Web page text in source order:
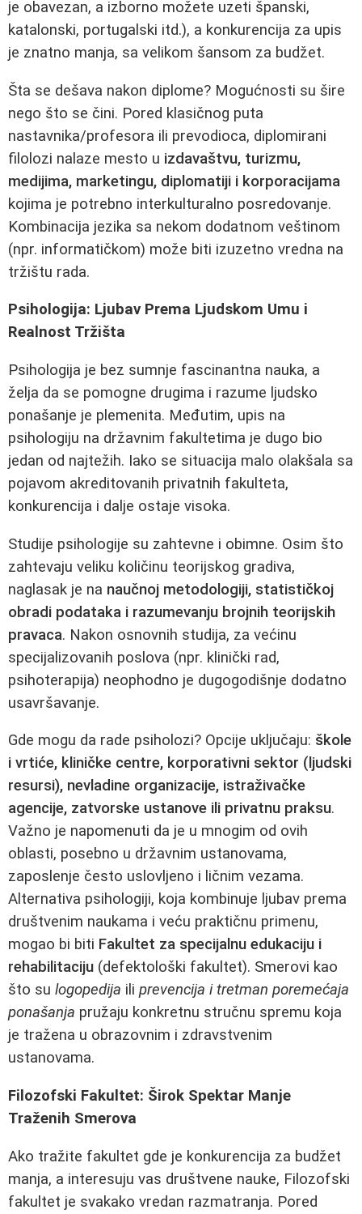
je obavezan, a izborno možete uzeti španski,
katalonski, portugalski itd.), a konkurencija za upis
je znatno manja, sa velikom šansom za budžet.
Šta se dešava nakon diplome? Mogućnosti su šire
nego što se čini. Pored klasičnog puta
nastavnika/profesora ili prevodioca, diplomirani
filolozi nalaze mesto u izdavaštvu, turizmu,
medijima, marketingu, diplomatiji i korporacijama
kojima je potrebno interkulturalno posredovanje.
Kombinacija jezika sa nekom dodatnom veštinom
(npr. informatičkom) može biti izuzetno vredna na
tržištu rada.
Psihologija: Ljubav Prema Ljudskom Umu i
Realnost Tržišta
Psihologija je bez sumnje fascinantna nauka, a
želja da se pomogne drugima i razume ljudsko
ponašanje je plemenita. Međutim, upis na
psihologiju na državnim fakultetima je dugo bio
jedan od najtežih. Iako se situacija malo olakšala sa
pojavom akreditovanih privatnih fakulteta,
konkurencija i dalje ostaje visoka.
Studije psihologije su zahtevne i obimne. Osim što
zahtevaju veliku količinu teorijskog gradiva,
naglasak je na naučnoj metodologiji, statističkoj
obradi podataka i razumevanju brojnih teorijskih
pravaca. Nakon osnovnih studija, za većinu
specijalizovanih poslova (npr. klinički rad,
psihoterapija) neophodno je dugogodišnje dodatno
usavršavanje.
Gde mogu da rade psiholozi? Opcije uključaju: škole
i vrtiće, kliničke centre, korporativni sektor (ljudski
resursi), nevladine organizacije, istraživačke
agencije, zatvorske ustanove ili privatnu praksu.
Važno je napomenuti da je u mnogim od ovih
oblasti, posebno u državnim ustanovama,
zaposlenje često uslovljeno i ličnim vezama.
Alternativa psihologiji, koja kombinuje ljubav prema
društvenim naukama i veću praktičnu primenu,
mogao bi biti Fakultet za specijalnu edukaciju i
rehabilitaciju (defektološki fakultet). Smerovi kao
što su logopedija ili prevencija i tretman poremećaja
ponašanja pružaju konkretnu stručnu spremu koja
je tražena u obrazovnim i zdravstvenim
ustanovama.
Filozofski Fakultet: Širok Spektar Manje
Traženih Smerova
Ako tražite fakultet gde je konkurencija za budžet
manja, a interesuju vas društvene nauke, Filozofski
fakultet je svakako vredan razmatranja. Pored